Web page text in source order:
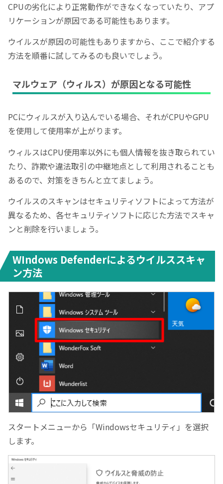
CPUの劣化により正常動作ができなくなっていたり、アプ
リケーションが原因である可能性もあります。
ウイルスが原因の可能性もありますから、ここで紹介する
方法を順番に試してみるのも良いでしょう。
マルウェア（ウィルス）が原因となる可能性
PCにウィルスが入り込んでいる場合、それがCPUやGPU
を使用して使用率が上がります。
ウィルスはCPU使用率以外にも個人情報を抜き取られてい
たり、詐欺や違法取引の中継地点として利用されることも
あるので、対策をきちんと立てましょう。
ウイルスのスキャンはセキュリティソフトによって方法が
異なるため、各セキュリティソフトに応じた方法でスキャ
ンと削除を行いましょう。
WIndows Defenderによるウイルススキャ
ン方法
スタートメニューから「Windowsセキュリティ」を選択
します。